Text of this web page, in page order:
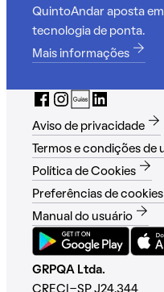
QuintoAndar aposta
tecnologia de ponta.
Mais informações
Aviso de privacidade
Termos e condições de
Política de Cookies
Preferências de cookies
Manual do usuário
GRPQA Ltda.